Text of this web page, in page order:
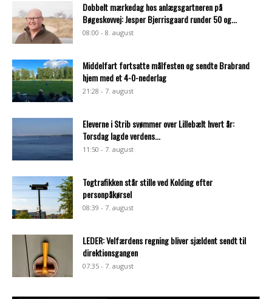
Dobbelt mærkedag hos anlægsgartneren på
Bøgeskovvej: Jesper Bjerrisgaard runder 50 og...
08:00 - 8. august
Middelfart fortsatte målfesten og sendte Brabrand
hjem med et 4-0-nederlag
21:28 - 7. august
Eleverne i Strib svømmer over Lillebælt hvert år:
Torsdag lagde verdens...
11:50 - 7. august
Togtrafikken står stille ved Kolding efter
personpåkørsel
08:39 - 7. august
LEDER: Velfærdens regning bliver sjældent sendt til
direktionsgangen
07:35 - 7. august